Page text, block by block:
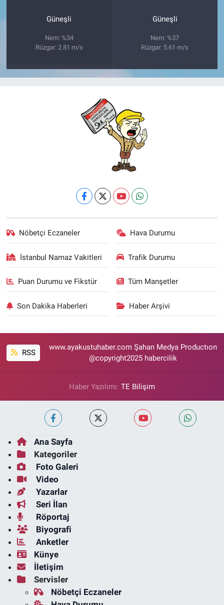
Güneşli
Nem: %34
Rüzgar: 2.81 m/s
Güneşli
Nem: %37
Rüzgar: 5.61 m/s
Nöbetçi Eczaneler Hava Durumu
İstanbul Namaz Vakitleri Trafik Durumu
Puan Durumu ve Fikstür Tüm Manşetler
Son Dakika Haberleri Haber Arşivi
RSS
www.ayakustuhaber.com Şahan Medya Productıon
@copyright2025 habercilik
Haber Yazılımı: TE Bilişim
Ana Sayfa
Kategoriler
Foto Galeri
Video
Yazarlar
Seri İlan
Röportaj
Biyografi
Anketler
Künye
İletişim
Servisler
Nöbetçi Eczaneler